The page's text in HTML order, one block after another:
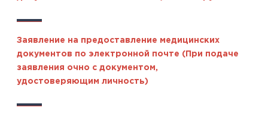
Заявление на предоставление медицинских
документов по электронной почте (При подаче
заявления очно с документом,
удостоверяющим личность)